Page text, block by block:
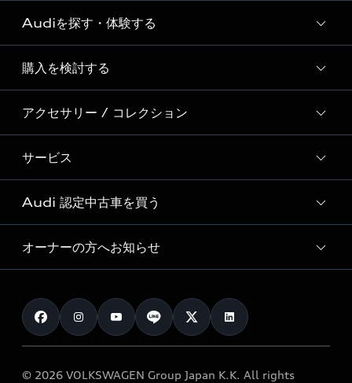
Audi ブランド
Story of Progress
Audi Sport
Formula 1®
デジタルサービス
Audiを探す・体験する
ディーラー検索
新車在庫検索
試乗車・展示車検索
見積り依頼
試乗予約
購入を検討する
モデル一覧
特別仕様モデル / 限定モデル
e-tronラインアップ
価格シミュレーション
車両比較
カタログ一覧
アクセサリー / コレクション
純正アクセサリー
オンラインショップ
Audi collection
アウディナビアプリ
サービス
サービス入庫予約
サービスプログラム
メンテナンス
車検 / 定期点検
e-tronアフターサポート
Audi 認定中古車を買う
Audi認定中古車
クオリティ
保証
メンテナンス
オーナーの方へお知らせ
お知らせ
オーナー様向けキャンペーン
© 2026 VOLKSWAGEN Group Japan K.K. All rights